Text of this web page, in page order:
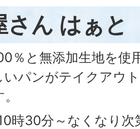
さん はぁと
％と無添加生地を使
いパンがテイクアウ
時30分～なくなり次